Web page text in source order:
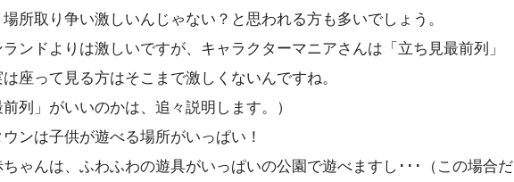
所取り争い激しいんじゃない？と思われる方も多いでしょう。
ンドよりは激しいですが、キャラクターマニアさんは「立ち見最前列」
座って見る方はそこまで激しくないんですね。
前列」がいいのかは、追々説明します。）
ンは子供が遊べる場所がいっぱい！
ゃんは、ふわふわの遊具がいっぱいの公園で遊べますし･･･（この場合だ